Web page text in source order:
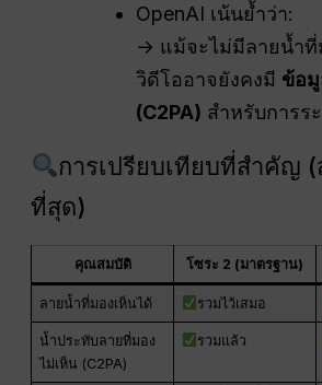
OpenAI เน้นย้ำว่า:
→ แม้จะไม่มีลายน้ำที่
วิดีโออาจยังคงมี ข้อ
(C2PA) สำหรับการร
การเปรียบเทียบที่สำคัญ
ที่สุด)
คุณสมบัติ โซระ 2 (มาตรฐาน)
ลายน้ำที่มองเห็นได้ รวมไว้เสมอ
น้ำประทับลายที่มอง
ไม่เห็น (C2PA)
รวมแล้ว